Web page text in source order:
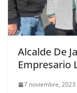
Alcalde De
Empresario
7 noviembre, 2023